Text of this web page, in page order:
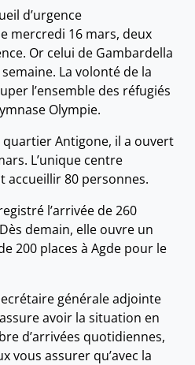
d’urgence
mercredi 16 mars, deux
Or celui de Gambardella
La volonté de la
l’ensemble des réfugiés
Olympie.
Antigone, il a ouvert
L’unique centre
accueillir 80 personnes.
l’arrivée de 260
demain, elle ouvre un
200 places à Agde pour le
générale adjointe
avoir la situation en
d’arrivées quotidiennes,
vous assurer qu’avec la